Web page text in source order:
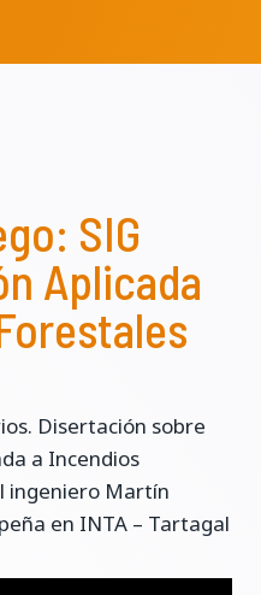
SIG
Aplicada
Disertación sobre
a Incendios
ingeniero Martín
en INTA – Tartagal